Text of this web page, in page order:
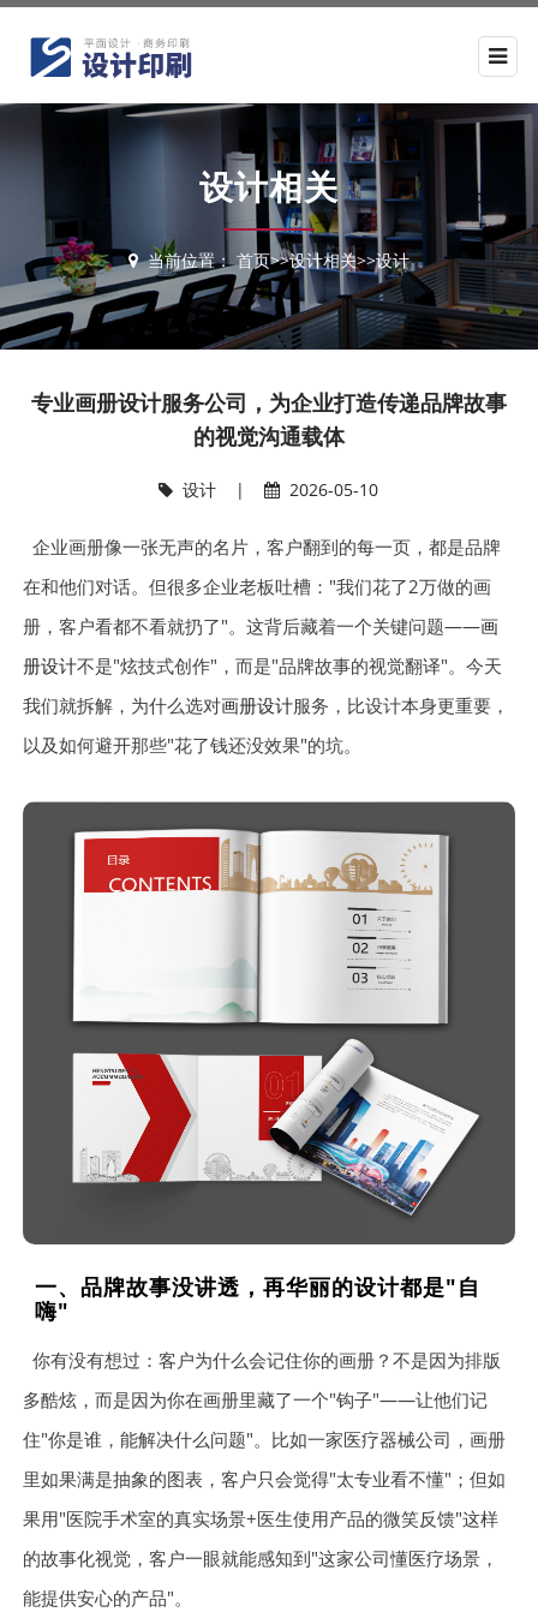
设计相关
当前位置：首页>>设计相关>>设计
专业画册设计服务公司，为企业打造传递品牌故事
的视觉沟通载体
设计 | 2026-05-10
企业画册像一张无声的名片，客户翻到的每一页，都是品牌
在和他们对话。但很多企业老板吐槽："我们花了2万做的画
册，客户看都不看就扔了"。这背后藏着一个关键问题——画
册设计不是"炫技式创作"，而是"品牌故事的视觉翻译"。今天
我们就拆解，为什么选对画册设计服务，比设计本身更重要，
以及如何避开那些"花了钱还没效果"的坑。
一、品牌故事没讲透，再华丽的设计都是"自
嗨"
你有没有想过：客户为什么会记住你的画册？不是因为排版
多酷炫，而是因为你在画册里藏了一个"钩子"——让他们记
住"你是谁，能解决什么问题"。比如一家医疗器械公司，画册
里如果满是抽象的图表，客户只会觉得"太专业看不懂"；但如
果用"医院手术室的真实场景+医生使用产品的微笑反馈"这样
的故事化视觉，客户一眼就能感知到"这家公司懂医疗场景，
能提供安心的产品"。